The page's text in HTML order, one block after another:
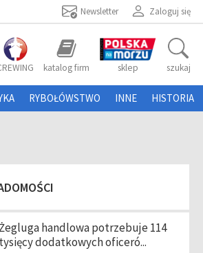
Zaloguj się
Newsletter
katalog firm sklep szukaj
RYBOŁÓWSTWO INNE HISTORIA
handlowa potrzebuje 114
tysięcy dodatkowych oficeró...